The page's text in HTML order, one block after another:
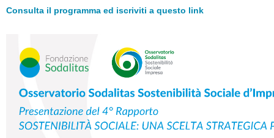
Consulta il programma ed iscriviti a questo link